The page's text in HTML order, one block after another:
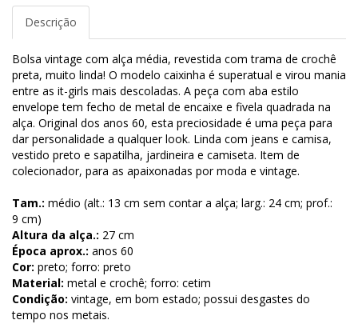
Descrição
Bolsa vintage com alça média, revestida com trama de crochê
preta, muito linda! O modelo caixinha é superatual e virou mania
entre as it-girls mais descoladas. A peça com aba estilo
envelope tem fecho de metal de encaixe e fivela quadrada na
alça. Original dos anos 60, esta preciosidade é uma peça para
dar personalidade a qualquer look. Linda com jeans e camisa,
vestido preto e sapatilha, jardineira e camiseta. Item de
colecionador, para as apaixonadas por moda e vintage.
Tam.: médio (alt.: 13 cm sem contar a alça; larg.: 24 cm; prof.:
9 cm)
Altura da alça.: 27 cm
Época aprox.: anos 60
Cor: preto; forro: preto
Material: metal e crochê; forro: cetim
Condição: vintage, em bom estado; possui desgastes do
tempo nos metais.